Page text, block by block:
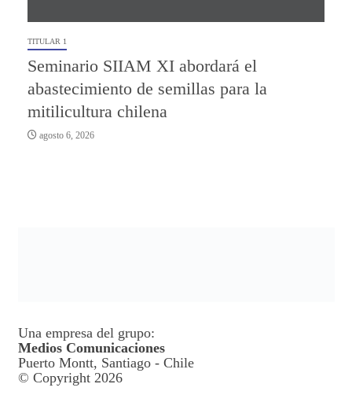
TITULAR 1
Seminario SIIAM XI abordará el
abastecimiento de semillas para la
mitilicultura chilena
agosto 6, 2026
Una empresa del grupo:
Medios Comunicaciones
Puerto Montt, Santiago - Chile
© Copyright 2026